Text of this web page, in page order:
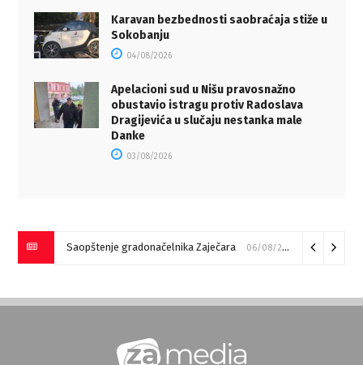
Karavan bezbednosti saobraćaja stiže u
Sokobanju
04/08/2026
Apelacioni sud u Nišu pravosnažno
obustavio istragu protiv Radoslava
Dragijevića u slučaju nestanka male
Danke
03/08/2026
Saopštenje gradonačelnika Zaječara 06/08/2026